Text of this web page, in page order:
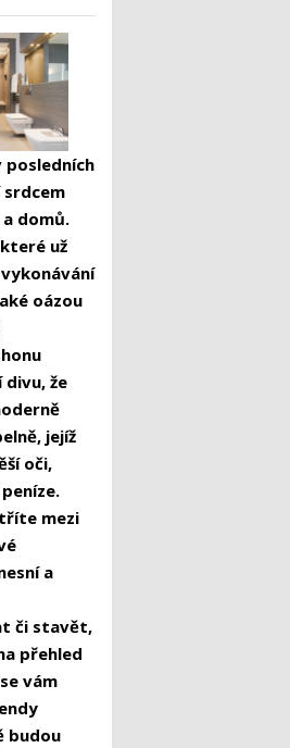
posledních
domů.
už
oázou
divu, že
jejíž
oči,
mezi
a
či stavět,
přehled
vám
budou